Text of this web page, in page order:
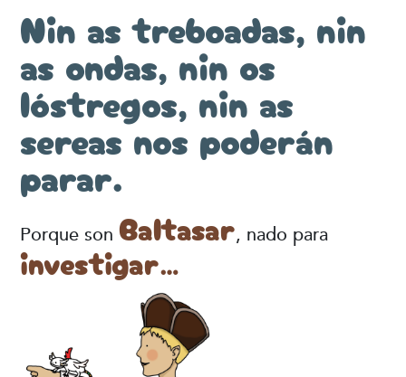
Nin as treboadas, nin
as ondas, nin os
lóstregos, nin as
sereas nos poderán
parar.
Porque sonBaltasar, nado para
investigar…